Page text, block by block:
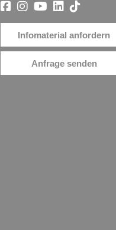
Infomaterial anfordern
Anfrage senden